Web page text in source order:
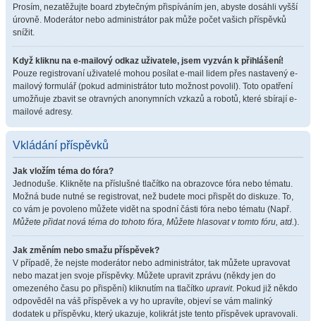
Prosím, nezatěžujte board zbytečným přispíváním jen, abyste dosáhli vyšší
úrovně. Moderátor nebo administrátor pak může počet vašich příspěvků
snížit.
Když kliknu na e-mailový odkaz uživatele, jsem vyzván k přihlášení!
Pouze registrovaní uživatelé mohou posílat e-mail lidem přes nastavený e-
mailový formulář (pokud administrátor tuto možnost povolil). Toto opatření
umožňuje zbavit se otravných anonymních vzkazů a robotů, které sbírají e-
mailové adresy.
Vkládání příspěvků
Jak vložím téma do fóra?
Jednoduše. Klikněte na příslušné tlačítko na obrazovce fóra nebo tématu.
Možná bude nutné se registrovat, než budete moci přispět do diskuze. To,
co vám je povoleno můžete vidět na spodní části fóra nebo tématu (Např.
Můžete přidat nová téma do tohoto fóra, Můžete hlasovat v tomto fóru, atd.).
Jak změním nebo smažu příspěvek?
V případě, že nejste moderátor nebo administrátor, tak můžete upravovat
nebo mazat jen svoje příspěvky. Můžete upravit zprávu (někdy jen do
omezeného času po přispění) kliknutím na tlačítko upravit. Pokud již někdo
odpověděl na váš příspěvek a vy ho upravíte, objeví se vám malinký
dodatek u příspěvku, který ukazuje, kolikrát jste tento příspěvek upravovali.